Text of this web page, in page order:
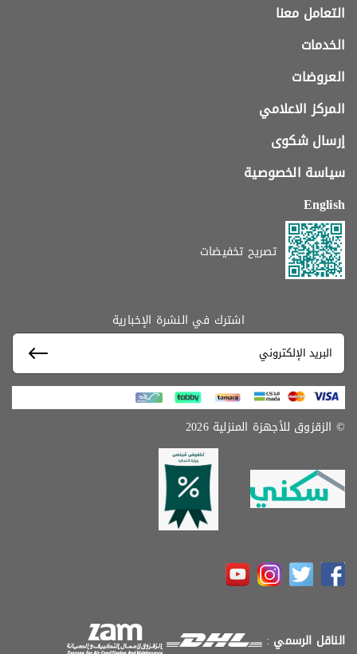
التعامل معنا
الخدمات
العروضات
المركز الاعلامي
إرسال شكوى
سياسة الخصوصية
English
تصريح تخفيضات
اشترك في النشرة الإخبارية
© الزقزوق للأجهزة المنزلية 2026
الناقل الرسمي: